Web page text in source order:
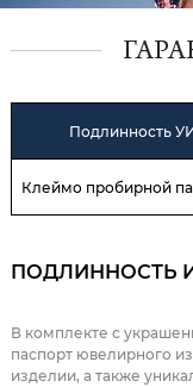
Подлинность
Клеймо пробирной
ПОДЛИННОСТЬ
В комплекте с
паспорт ювелирного
изделии, а также